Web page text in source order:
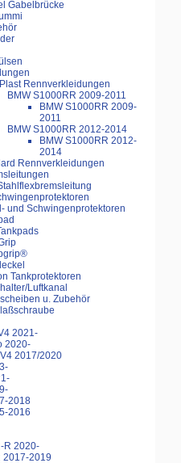
Gabelbrücke
Rennverkleidungen
BMW S1000RR 2009-2011
BMW S1000RR 2009-
2011
BMW S1000RR 2012-2014
BMW S1000RR 2012-
2014
Rennverkleidungen
und Schwingenprotektoren
Tankprotektoren
Luftkanal
u. Zubehör
2021-
2020-
2017/2020
2018
2016
R 2020-
2017-2019